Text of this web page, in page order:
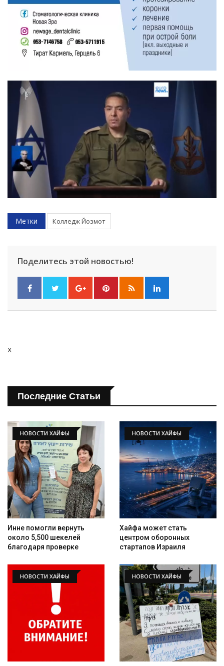
Метки Колледж Йозмот
Поделитесь этой новостью!
x
Последние Статьи
НОВОСТИ ХАЙФЫ
Инне помогли вернуть
около 5,500 шекелей
благодаря проверке
НОВОСТИ ХАЙФЫ
Хайфа может стать
центром оборонных
стартапов Израиля
НОВОСТИ ХАЙФЫ НОВОСТИ ХАЙФЫ